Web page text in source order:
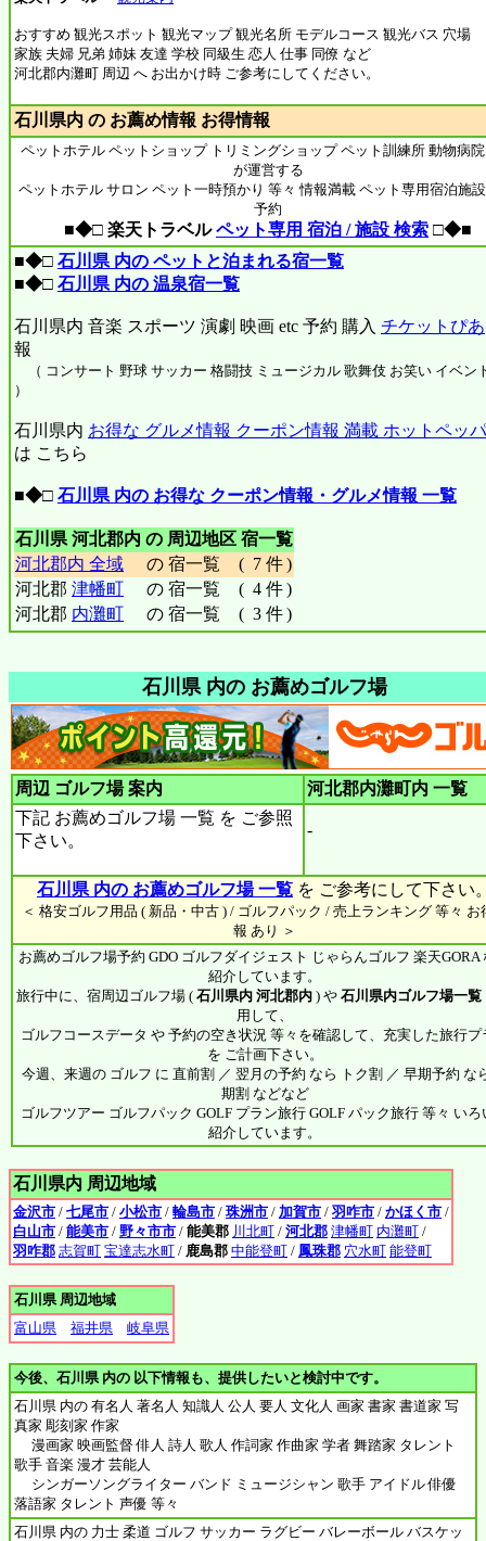
おすすめ 観光スポット 観光マップ 観光名所 モデルコース 観光バス 穴場
家族 夫婦 兄弟 姉妹 友達 学校 同級生 恋人 仕事 同僚 など
河北郡内灘町 周辺 へ お出かけ時 ご参考にしてください。
石川県内 の お薦め情報 お得情報
ペットホテル ペットショップ トリミングショップ ペット訓練所 動物病
が運営する
ペットホテル サロン ペット一時預かり 等々 情報満載 ペット専用宿泊施
予約
■◆□ 楽天トラベルペット専用 宿泊 / 施設 検索 □◆■
■◆□ 石川県 内の ペットと泊まれる宿一覧
■◆□ 石川県 内の 温泉宿一覧
石川県内 音楽 スポーツ 演劇 映画 etc 予約 購入 チケットぴあ
報
（ コンサート 野球 サッカー 格闘技 ミュージカル 歌舞伎 お笑い イベン
）
石川県内 お得な グルメ情報 クーポン情報 満載 ホットペッ
は こちら
■◆□ 石川県 内の お得な クーポン情報・グルメ情報 一覧
石川県 河北郡内 の 周辺地区 宿一覧
河北郡内 全域
の 宿一覧 ( 7 件)
河北郡 津幡町 の 宿一覧 ( 4 件)
河北郡 内灘町 の 宿一覧 ( 3 件)
石川県 内の お薦めゴルフ場
周辺 ゴルフ場 案内 河北郡内灘町内 一覧
下記 お薦めゴルフ場 一覧 を ご参照
下さい。
-
石川県 内の お薦めゴルフ場 一覧 を ご参考にして下さい
＜ 格安ゴルフ用品 ( 新品・中古 ) / ゴルフパック / 売上ランキング 等々 お
報 あり ＞
お薦めゴルフ場予約 GDO ゴルフダイジェスト じゃらんゴルフ 楽天GORA
紹介しています。
旅行中に、宿周辺ゴルフ場 ( 石川県内 河北郡内 ) や 石川県内ゴルフ場一覧
用して、
ゴルフコースデータ や 予約の空き状況 等々を確認して、充実した旅行プ
を ご計画下さい。
今週、来週の ゴルフ に 直前割 ／ 翌月の予約 なら トク割 ／ 早期予約 な
期割 などなど
ゴルフツアー ゴルフパック GOLF プラン旅行 GOLF パック旅行 等々 いろ
紹介しています。
石川県内 周辺地域
金沢市 / 七尾市 / 小松市 / 輪島市 / 珠洲市 / 加賀市 / 羽咋市 / かほく市 /
白山市 / 能美市 / 野々市市 / 能美郡 川北町 / 河北郡 津幡町 内灘町 /
羽咋郡 志賀町 宝達志水町 / 鹿島郡 中能登町 / 鳳珠郡 穴水町 能登町
石川県 周辺地域
富山県
福井県 岐阜県
今後、石川県 内の 以下情報も、提供したいと検討中です。
石川県 内の 有名人 著名人 知識人 公人 要人 文化人 画家 書家 書道家 写
真家 彫刻家 作家
漫画家 映画監督 俳人 詩人 歌人 作詞家 作曲家 学者 舞踏家 タレント
歌手 音楽 漫才 芸能人
シンガーソングライター バンド ミュージシャン 歌手 アイドル 俳優
落語家 タレント 声優 等々
石川県 内の 力士 柔道 ゴルフ サッカー ラグビー バレーボール バスケッ